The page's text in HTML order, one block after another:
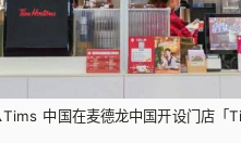
Tims 中国在麦德龙中国开设门店「